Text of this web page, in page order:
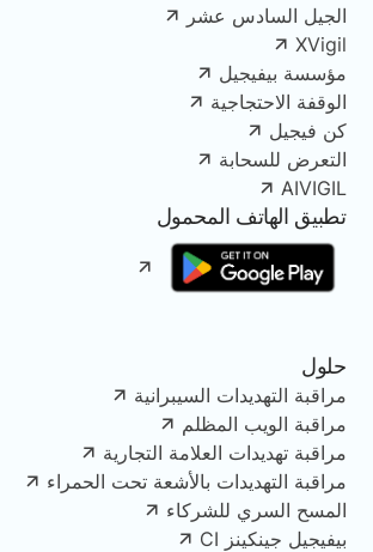
الجيل السادس عشر
XVigil
مؤسسة بيفيجيل
الوقفة الاحتجاجية
كن فيجيل
التعرض للسحابة
AIVIGIL
تطبيق الهاتف المحمول
حلول
مراقبة التهديدات السيبرانية
مراقبة الويب المظلم
مراقبة تهديدات العلامة التجارية
مراقبة التهديدات بالأشعة تحت الحمراء
المسح السري للشركاء
بيفيجيل جينكينز CI